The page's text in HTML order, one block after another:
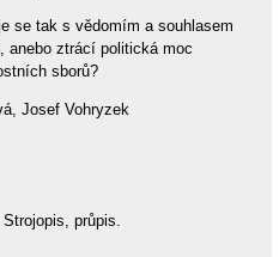
se tak s vědomím a souhlasem
anebo ztrácí politická moc
sborů?
Josef Vohryzek
průpis.